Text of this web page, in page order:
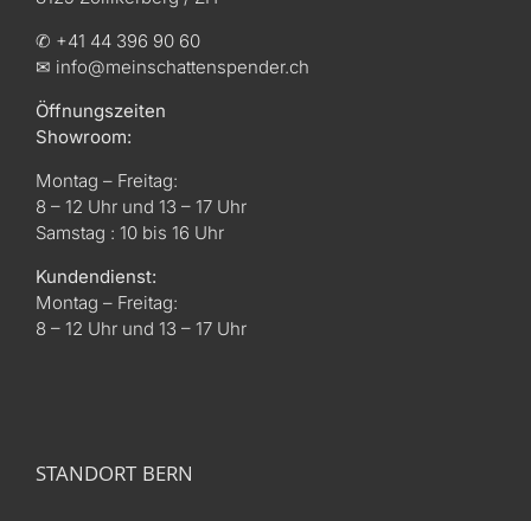
✆ +41 44 396 90 60
✉ info@meinschattenspender.ch
Öffnungszeiten
Showroom:
Montag – Freitag:
8 – 12 Uhr und 13 – 17 Uhr
Samstag : 10 bis 16 Uhr
Kundendienst:
Montag – Freitag:
8 – 12 Uhr und 13 – 17 Uhr
STANDORT BERN